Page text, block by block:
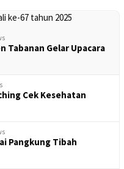
Tabanan Gelar Upacara
Cek Kesehatan
Pangkung Tibah